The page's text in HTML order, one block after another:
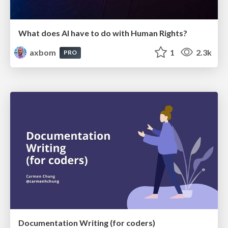
What does AI have to do with Human Rights?
axbom
PRO 1 2.3k
Documentation Writing (for coders)